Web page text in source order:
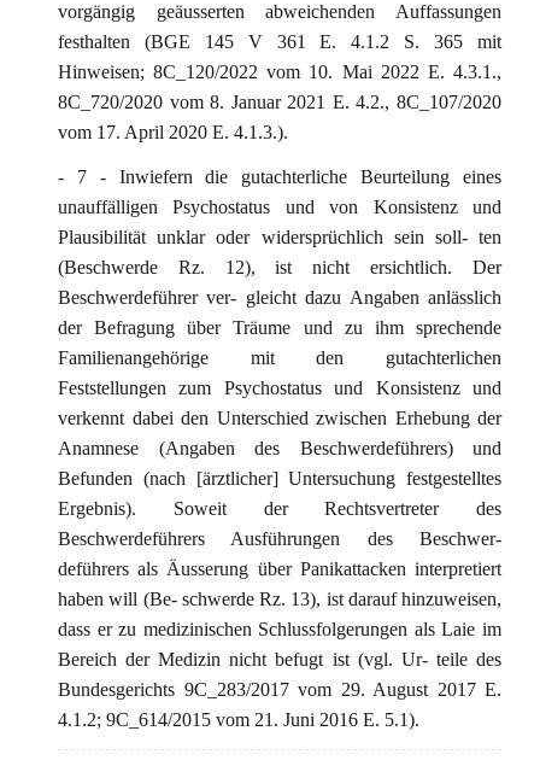
vorgängig geäusserten abweichenden Auffassungen
festhalten (BGE 145 V 361 E. 4.1.2 S. 365 mit
Hinweisen; 8C_120/2022 vom 10. Mai 2022 E. 4.3.1.,
8C_720/2020 vom 8. Januar 2021 E. 4.2., 8C_107/2020
vom 17. April 2020 E. 4.1.3.).
- 7 - Inwiefern die gutachterliche Beurteilung eines
unauffälligen Psychostatus und von Konsistenz und
Plausibilität unklar oder widersprüchlich sein soll- ten
(Beschwerde Rz. 12), ist nicht ersichtlich. Der
Beschwerdeführer ver- gleicht dazu Angaben anlässlich
der Befragung über Träume und zu ihm sprechende
Familienangehörige mit den gutachterlichen
Feststellungen zum Psychostatus und Konsistenz und
verkennt dabei den Unterschied zwischen Erhebung der
Anamnese (Angaben des Beschwerdeführers) und
Befunden (nach [ärztlicher] Untersuchung festgestelltes
Ergebnis). Soweit der Rechtsvertreter des
Beschwerdeführers Ausführungen des Beschwer-
deführers als Äusserung über Panikattacken interpretiert
haben will (Be- schwerde Rz. 13), ist darauf hinzuweisen,
dass er zu medizinischen Schlussfolgerungen als Laie im
Bereich der Medizin nicht befugt ist (vgl. Ur- teile des
Bundesgerichts 9C_283/2017 vom 29. August 2017 E.
4.1.2; 9C_614/2015 vom 21. Juni 2016 E. 5.1).